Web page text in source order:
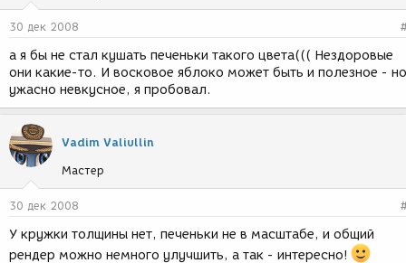
30 дек 2008
а я бы не стал кушать печеньки такого цвета((( Нездоровые
они какие-то. И восковое яблоко может быть и полезное - но
ужасно невкусное, я пробовал.
Vadim Valiullin
Мастер
30 дек 2008
У кружки толщины нет, печеньки не в масштабе, и общий
рендер можно немного улучшить, а так - интересно!